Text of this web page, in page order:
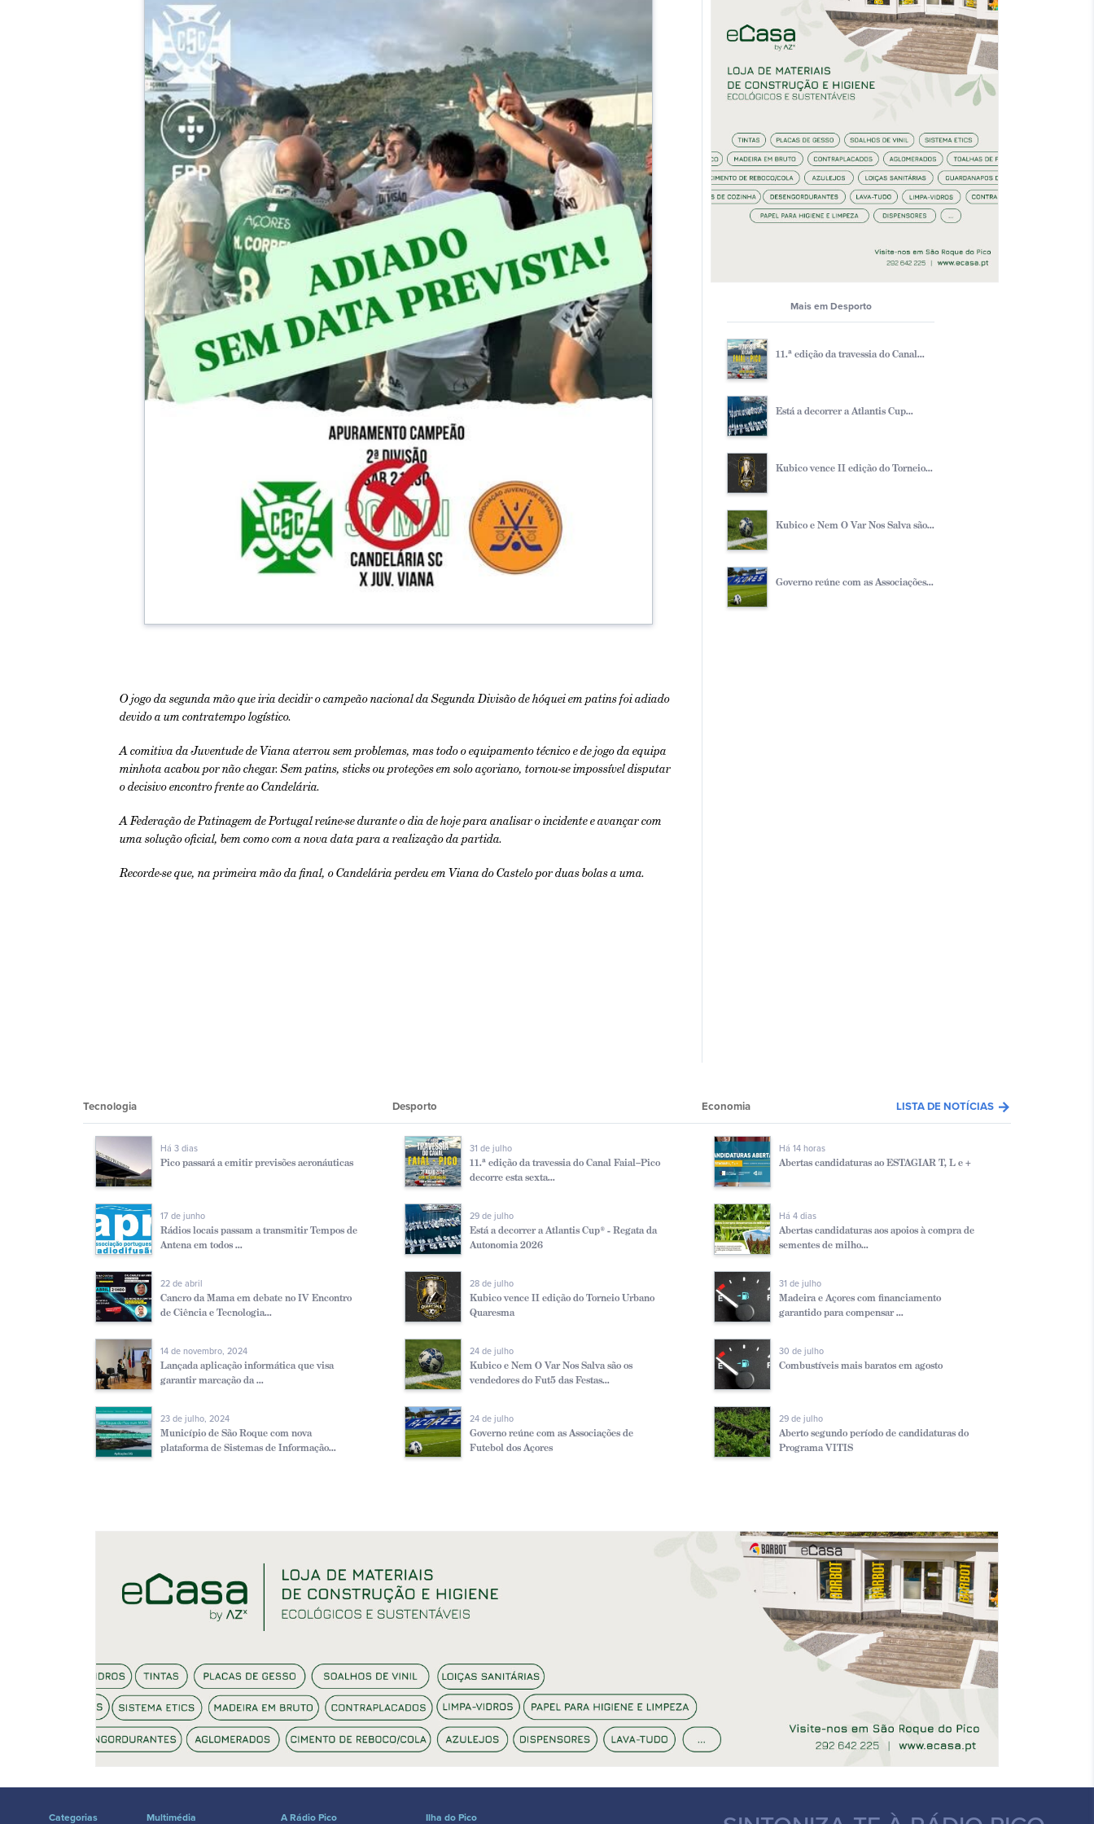
O jogo da segunda mão que iria decidir o campeão nacional da Segunda Divisão de hóquei em patins foi adiado
devido a um contratempo logístico.
A comitiva da Juventude de Viana aterrou sem problemas, mas todo o equipamento técnico e de jogo da equipa
minhota acabou por não chegar. Sem patins, sticks ou proteções em solo açoriano, tornou-se impossível disputar
o decisivo encontro frente ao Candelária.
A Federação de Patinagem de Portugal reúne-se durante o dia de hoje para analisar o incidente e avançar com
uma solução oficial, bem como com a nova data para a realização da partida.
Recorde-se que, na primeira mão da final, o Candelária perdeu em Viana do Castelo por duas bolas a uma.
Mais em Desporto
11.ª edição da travessia do Canal...
Está a decorrer a Atlantis Cup...
Kubico vence II edição do Torneio...
Kubico e Nem O Var Nos Salva são...
Governo reúne com as Associações...
Tecnologia Desporto Economia LISTA DE NOTÍCIAS arrow_forward
Há 3 dias
Pico passará a emitir previsões aeronáuticas
17 de junho
Rádios locais passam a transmitir Tempos de
Antena em todos ...
22 de abril
Cancro da Mama em debate no IV Encontro
de Ciência e Tecnologia...
14 de novembro, 2024
Lançada aplicação informática que visa
garantir marcação da ...
23 de julho, 2024
Município de São Roque com nova
plataforma de Sistemas de Informação...
31 de julho
11.ª edição da travessia do Canal Faial–Pico
decorre esta sexta...
29 de julho
Está a decorrer a Atlantis Cup® - Regata da
Autonomia 2026
28 de julho
Kubico vence II edição do Torneio Urbano
Quaresma
24 de julho
Kubico e Nem O Var Nos Salva são os
vendedores do Fut5 das Festas...
24 de julho
Governo reúne com as Associações de
Futebol dos Açores
Há 14 horas
Abertas candidaturas ao ESTAGIAR T, L e +
Há 4 dias
Abertas candidaturas aos apoios à compra de
sementes de milho...
31 de julho
Madeira e Açores com financiamento
garantido para compensar ...
30 de julho
Combustíveis mais baratos em agosto
29 de julho
Aberto segundo período de candidaturas do
Programa VITIS
Categorias Multimédia A Rádio Pico Ilha do Pico